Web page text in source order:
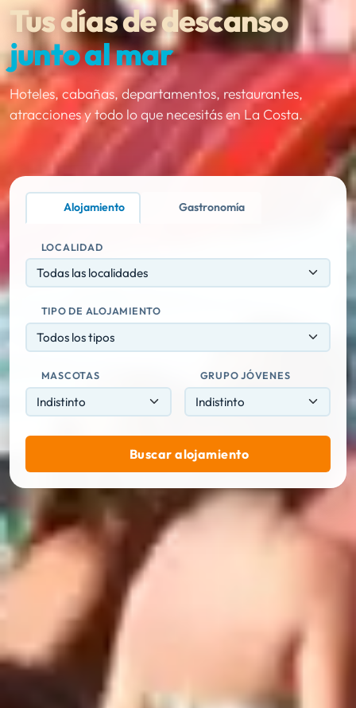
Tus días de descanso
junto al mar
Hoteles, cabañas, departamentos, restaurantes,
atracciones y todo lo que necesitás en La Costa.
Alojamiento Gastronomía
LOCALIDAD
Todas las localidades
TIPO DE ALOJAMIENTO
Todos los tipos
MASCOTAS GRUPO JÓVENES
Buscar alojamiento